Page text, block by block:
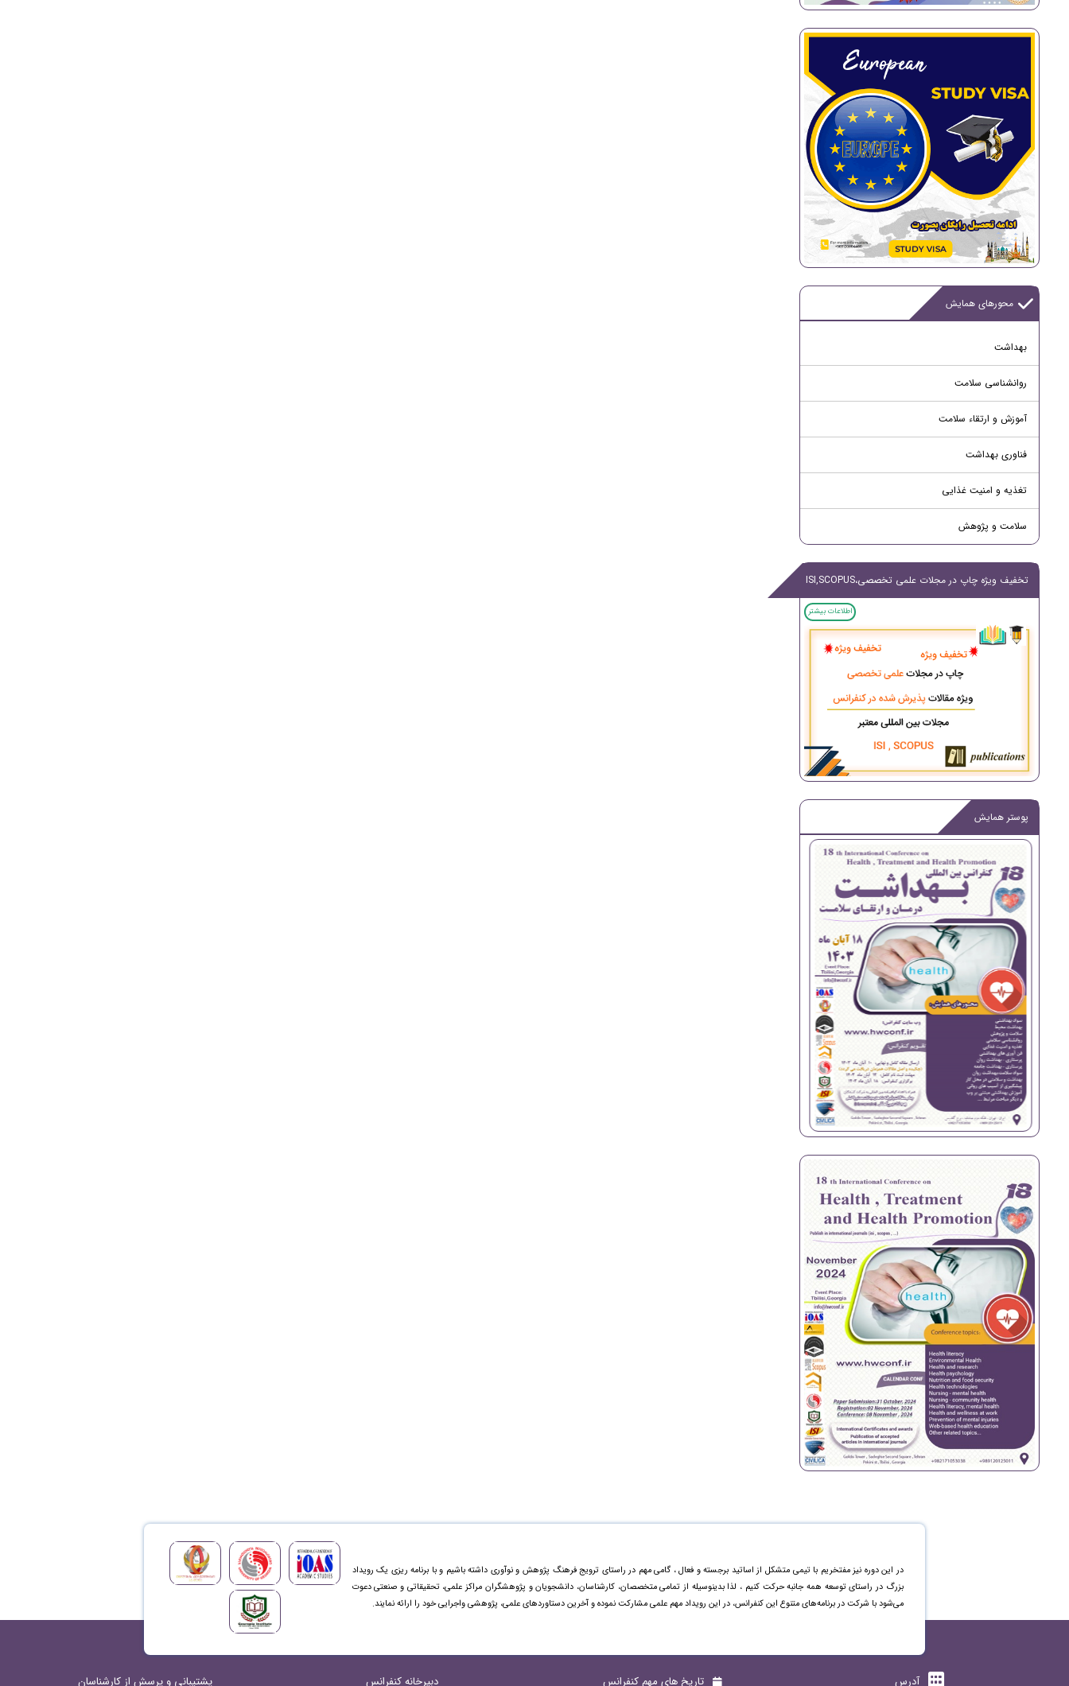
محورهای همایش
بهداشت
روانشناسی سلامت
آموزش و ارتقاء سلامت
فناوری بهداشت
تغذیه و امنیت غذایی
سلامت و پژوهش
تخفیف ویژه چاپ در مجلات علمی تخصصی،ISI,SCOPUS
اطلاعات بیشتر
پوستر همایش
در این دوره نیز مفتخریم با تیمی متشکل از اساتید برجسته و فعال ، گامی مهم در راستای ترویج فرهنگ پژوهش و نوآوری داشته باشیم و با برنامه ریزی یک رویداد
بزرگ در راستای توسعه همه جانبه حرکت کنیم ، لذا بدینوسیله از تمامی متخصصان، کارشناسان، دانشجویان و پژوهشگران مراکز علمی، تحقیقاتی و صنعتی دعوت
می‌شود با شرکت در برنامه‌های متنوع این کنفرانس، در این رویداد مهم علمی مشارکت نموده و آخرین دستاورد‌های علمی، پژوهشی واجرایی خود را ارائه نمایند.
آدرس تاریخ های مهم کنفرانس دبیرخانه کنفرانس پشتیبانی و پرسش از کارشناسان